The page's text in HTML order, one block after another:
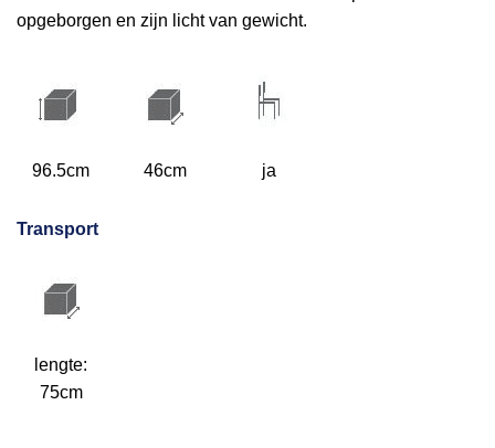
opgeborgen en zijn licht van gewicht.
96.5cm 46cm ja
Transport
lengte:
75cm